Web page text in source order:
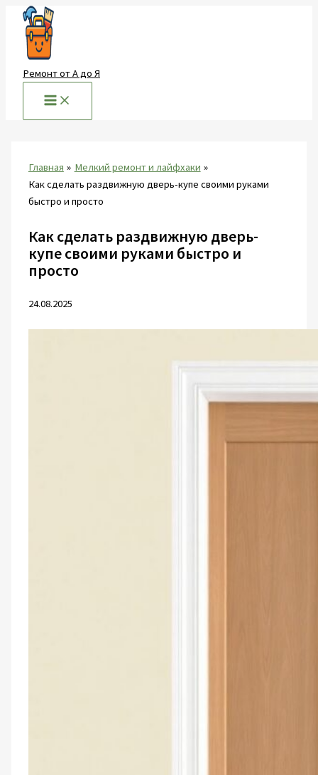
Перейти
содержимому
Ремонт от А до Я
Главная
Мелкий ремонт и лайфхаки
Как сделать раздвижную дверь-купе своими руками
быстро и просто
Как сделать раздвижную дверь-
купе своими руками быстро и
просто
24.08.2025